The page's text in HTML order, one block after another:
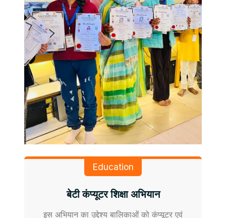
Education
बेटी कंप्यूटर शिक्षा अभियान
इस अभियान का उद्देश्य बालिकाओं को कंप्यूटर एवं